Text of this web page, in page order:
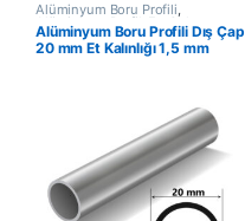
Alüminyum Boru Profili,
Alüminyum Profil En Çok
Satanlar,İndirimli Ürünler
Alüminyum Boru Profili Dış Çap
20 mm Et Kalınlığı 1,5 mm